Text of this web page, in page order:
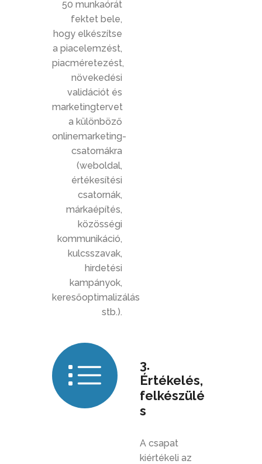
50 munkaórát
fektet bele,
hogy elkészítse
a piacelemzést,
piacméretezést,
növekedési
validációt és
marketingtervet
a különböző
onlinemarketing-
csatornákra
(weboldal,
értékesítési
csatornák,
márkaépítés,
közösségi
kommunikáció,
kulcsszavak,
hirdetési
kampányok,
keresőoptimalizálás
stb.).
3.
Értékelés,
felkészülé
s
A csapat
kiértékeli az